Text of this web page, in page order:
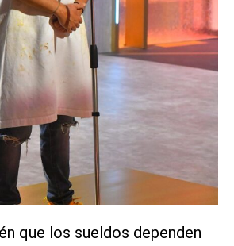
que los sueldos dependen